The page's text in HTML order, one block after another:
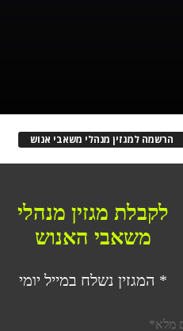
הרשמה למגזין מנהלי משאבי אנוש